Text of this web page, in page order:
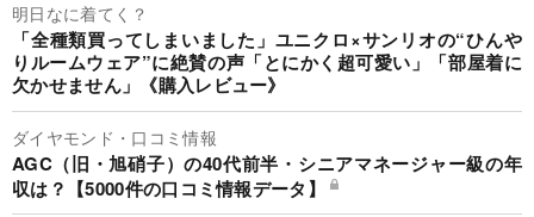
明日なに着てく？
「全種類買ってしまいました」ユニクロ×サンリオの“ひんや
りルームウェア”に絶賛の声「とにかく超可愛い」「部屋着に
欠かせません」《購入レビュー》
ダイヤモンド・口コミ情報
AGC（旧・旭硝子）の40代前半・シニアマネージャー級の年
収は？【5000件の口コミ情報データ】